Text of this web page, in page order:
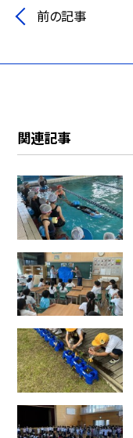
前の記事
関連記事